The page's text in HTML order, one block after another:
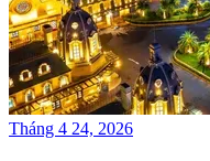
Tháng 4 24, 2026